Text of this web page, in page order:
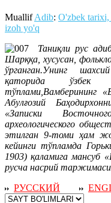
MuallifAdib: O'zbek tarixi,
izoh yo'q
Таниқли рус
Шарққа, хусусан,
ўрганган.Унинг
қаторида ўзбек
тўплами,Вамберининг
Абулғозий
«Записки
археологического
этилган 9-томи ҳам
кейинги тўпламда
1903) қаламига мансуб
русча насрий
РУССКИЙ